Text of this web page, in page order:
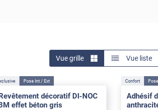
Vue grille Vue liste
Pose Int / Ext
décoratif DI-NOC
effet béton gris
Confort
Adhésif